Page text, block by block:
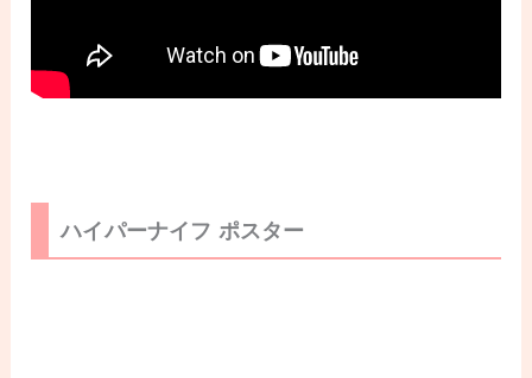
ハイパーナイフ ポスター